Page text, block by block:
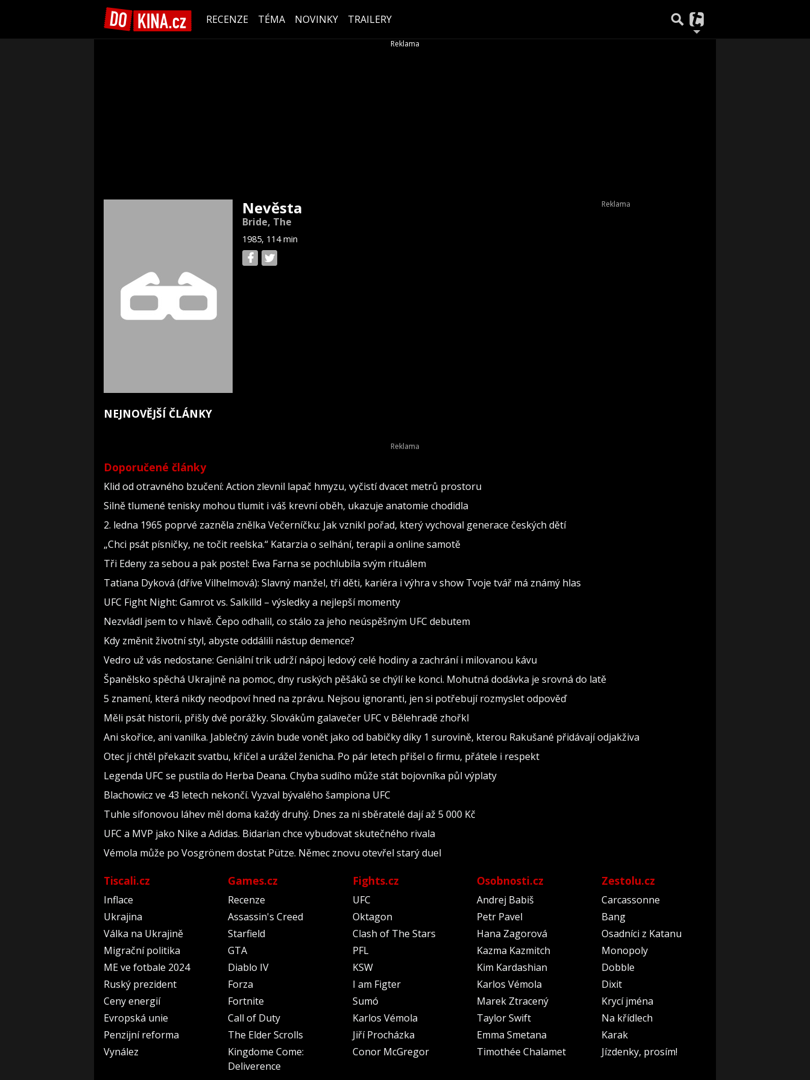
RECENZE TÉMA NOVINKY TRAILERY
Nevěsta
Bride, The
1985, 114 min
NEJNOVĚJŠÍ ČLÁNKY
Doporučené články
Klid od otravného bzučení: Action zlevnil lapač hmyzu, vyčistí dvacet metrů prostoru
Silně tlumené tenisky mohou tlumit i váš krevní oběh, ukazuje anatomie chodidla
2. ledna 1965 poprvé zazněla znělka Večerníčku: Jak vznikl pořad, který vychoval generace českých dětí
„Chci psát písničky, ne točit reelska.“ Katarzia o selhání, terapii a online samotě
Tři Edeny za sebou a pak postel: Ewa Farna se pochlubila svým rituálem
Tatiana Dyková (dříve Vilhelmová): Slavný manžel, tři děti, kariéra i výhra v show Tvoje tvář má známý hlas
UFC Fight Night: Gamrot vs. Salkilld – výsledky a nejlepší momenty
Nezvládl jsem to v hlavě. Čepo odhalil, co stálo za jeho neúspěšným UFC debutem
Kdy změnit životní styl, abyste oddálili nástup demence?
Vedro už vás nedostane: Geniální trik udrží nápoj ledový celé hodiny a zachrání i milovanou kávu
Španělsko spěchá Ukrajině na pomoc, dny ruských pěšáků se chýlí ke konci. Mohutná dodávka je srovná do latě
5 znamení, která nikdy neodpoví hned na zprávu. Nejsou ignoranti, jen si potřebují rozmyslet odpověď
Měli psát historii, přišly dvě porážky. Slovákům galavečer UFC v Bělehradě zhořkl
Ani skořice, ani vanilka. Jablečný závin bude vonět jako od babičky díky 1 surovině, kterou Rakušané přidávají odjakživa
Otec jí chtěl překazit svatbu, křičel a urážel ženicha. Po pár letech přišel o firmu, přátele i respekt
Legenda UFC se pustila do Herba Deana. Chyba sudího může stát bojovníka půl výplaty
Blachowicz ve 43 letech nekončí. Vyzval bývalého šampiona UFC
Tuhle sifonovou láhev měl doma každý druhý. Dnes za ni sběratelé dají až 5 000 Kč
UFC a MVP jako Nike a Adidas. Bidarian chce vybudovat skutečného rivala
Vémola může po Vosgrönem dostat Pütze. Němec znovu otevřel starý duel
Tiscali.cz
Inflace
Ukrajina
Válka na Ukrajině
Migrační politika
ME ve fotbale 2024
Ruský prezident
Ceny energií
Evropská unie
Penzijní reforma
Vynález
Games.cz
Recenze
Assassin's Creed
Starfield
GTA
Diablo IV
Forza
Fortnite
Call of Duty
The Elder Scrolls
Kingdome Come:
Deliverence
Fights.cz
UFC
Oktagon
Clash of The Stars
PFL
KSW
I am Figter
Sumó
Karlos Vémola
Jiří Procházka
Conor McGregor
Osobnosti.cz
Andrej Babiš
Petr Pavel
Hana Zagorová
Kazma Kazmitch
Kim Kardashian
Karlos Vémola
Marek Ztracený
Taylor Swift
Emma Smetana
Timothée Chalamet
Zestolu.cz
Carcassonne
Bang
Osadníci z Katanu
Monopoly
Dobble
Dixit
Krycí jména
Na křídlech
Karak
Jízdenky, prosím!